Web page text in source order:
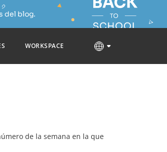
del blog.
WORKSPACE
de la semana en la que